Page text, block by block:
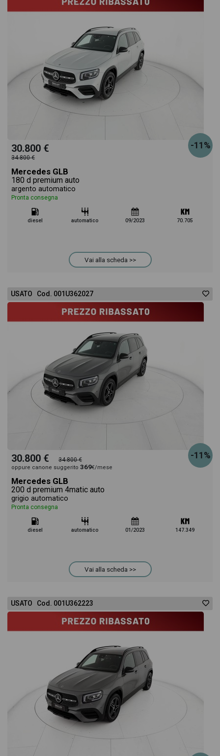
-11%
30.800 €
34.800 €
Mercedes GLB
180 d premium auto
argento automatico
Pronta consegna
diesel automatico 09/2023 70.705
Vai alla scheda >>
USATO Cod. 001U362027
-11%
30.800 € 34.800 €
oppure canone suggerito 369€/mese
Mercedes GLB
200 d premium 4matic auto
grigio automatico
Pronta consegna
diesel automatico 01/2023 147.349
Vai alla scheda >>
USATO Cod. 001U362223